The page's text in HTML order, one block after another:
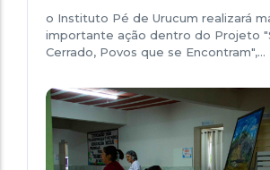
o Instituto Pé de Urucum realizará
importante ação dentro do Projeto
Cerrado, Povos que se Encontram",…